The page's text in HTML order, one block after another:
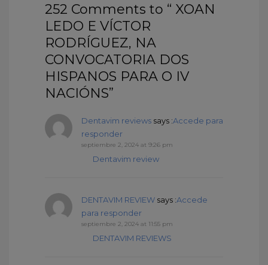
252 Comments to “ XOAN
LEDO E VÍCTOR
RODRÍGUEZ, NA
CONVOCATORIA DOS
HISPANOS PARA O IV
NACIÓNS”
Dentavim reviews says :Accede para
responder
septiembre 2, 2024 at 9:26 pm
Dentavim review
DENTAVIM REVIEW says :Accede
para responder
septiembre 2, 2024 at 11:55 pm
DENTAVIM REVIEWS